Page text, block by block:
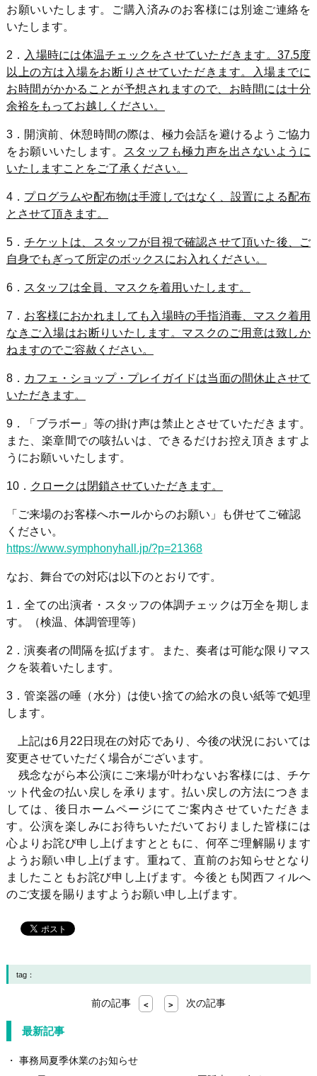
お願いいたします。ご購入済みのお客様には別途ご連絡を
いたします。
2． 入場時には体温チェックをさせていただきます。 37.5度
以上の方は入場をお断りさせていただきます。入場までに
お時間がかかることが予想されますので、お時間には十分
余裕をもってお越しください。
3．開演前、休憩時間の際は、極力会話を避けるようご協力
をお願いいたします。 スタッフも極力声を出さないように
いたしますことをご了承ください。
4． プログラムや配布物は手渡しではなく、設置による配布
とさせて頂きます。
5．チケットは、スタッフが目視で確認させて頂いた後、ご
自身でもぎって所定のボックスにお入れください。
6． スタッフは全員、マスクを着用いたします。
7． お客様におかれましても入場時の手指消毒、マスク着用
なきご入場はお断りいたします。マスクのご用意は致しか
ねますのでご容赦ください。
8． カフェ・ショップ・プレイガイドは当面の間休止させて
いただきます。
9．「ブラボー」等の掛け声は禁止とさせていただきます。
また、楽章間での咳払いは、できるだけお控え頂きますよ
うにお願いいたします。
10． クロークは閉鎖させていただきます。
「ご来場のお客様へホールからのお願い」も併せてご確認
ください。
https://www.symphonyhall.jp/?p=21368
なお、舞台での対応は以下のとおりです。
1．全ての出演者・スタッフの体調チェックは万全を期しま
す。（検温、体調管理等）
2．演奏者の間隔を拡げます。また、奏者は可能な限りマス
クを装着いたします。
3．管楽器の唾（水分）は使い捨ての給水の良い紙等で処理
します。
上記は6月 22 日現在の対応であり、今後の状況においては
変更させていただく場合がございます。
残念ながら本公演にご来場が叶わないお客様には、チケ
ット代金の払い戻しを承ります。払い戻しの方法につきま
しては、後日ホームページにてご案内させていただきま
す。公演を楽しみにお待ちいただいておりました皆様には
心よりお詫び申し上げますとともに、何卒ご理解賜ります
ようお願い申し上げます。重ねて、直前のお知らせとなり
ましたこともお詫び申し上げます。今後とも関西フィルへ
のご支援を賜りますようお願い申し上げます。
tag：
前の記事 < > 次の記事
最新記事
事務局夏季休業のお知らせ